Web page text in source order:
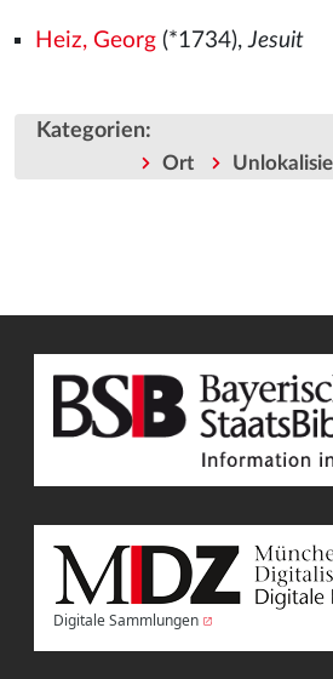
Heiz, Georg(*1734),Jesuit
Kategorien:
Ort
Digitale Sammlungen